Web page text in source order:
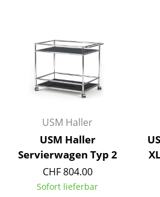
Outdoor-Leuchten
Akkuleuchten
Betten
Doppelbetten
Einzelbetten
USM Haller
USM Haller
Servierwagen Typ 2
CHF 804.00
Sofort lieferbar